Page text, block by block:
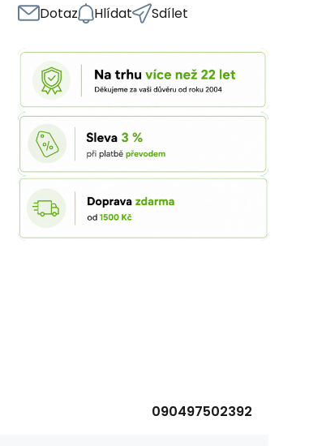
Dotaz Hlídat Sdílet
090497502392